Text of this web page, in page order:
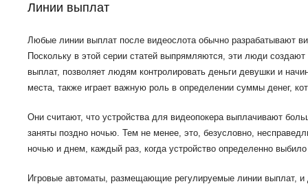
Линии выплат
Любые линии выплат после видеослота обычно разрабатывают
Поскольку в этой серии статей выпрямляются, эти люди
выплат, позволяет людям контролировать деньги девушки и
места, также играет важную роль в определении суммы денег,
Они считают, что устройства для видеопокера выплачивают
заняты поздно ночью. Тем не менее, это, безусловно,
ночью и днем, каждый раз, когда устройство определенно
Игровые автоматы, размещающие регулируемые линии выплат,